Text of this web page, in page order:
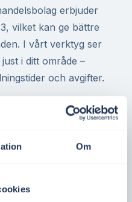
Om
erbjuder
vilket kan ge bättre
I vårt verktyg ser
i ditt område –
och avgifter.
i villa, eller driver
kan rätt elavtal
med gemensam